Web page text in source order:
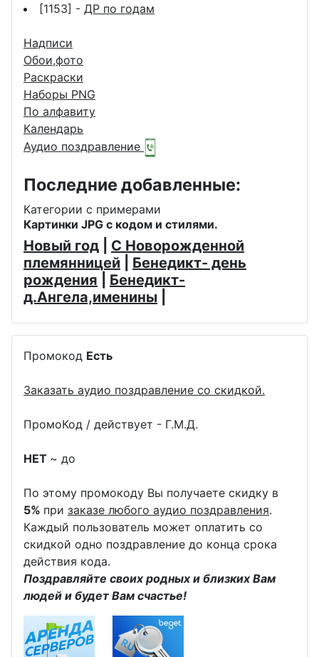
[1153] - ДР по годам
Надписи
Обои,фото
Раскраски
Наборы PNG
По алфавиту
Календарь
Аудио поздравление
Последние добавленные:
Категории с примерами
Картинки JPG с кодом и стилями.
Новый год
С Новорожденной
племянницей
Бенедикт- день
рождения
Бенедикт-
д.Ангела,именины
Промокод Есть
Заказать аудио поздравление со скидкой.
ПромоКод / действует - Г.М.Д.
НЕТ ~ до
По этому промокоду Вы получаете скидку в
5% при заказе любого аудио поздравления.
Каждый пользователь может оплатить со
скидкой одно поздравление до конца срока
действия кода.
Поздравляйте своих родных и близких Вам
людей и будет Вам счастье!